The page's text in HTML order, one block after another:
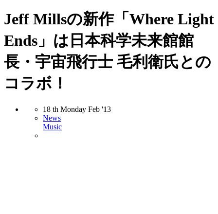
Jeff Millsの新作「Where Light
Ends」は日本科学未来館館
長・宇宙飛行士 毛利衛氏との
コラボ！
18 th Monday Feb '13
News
Music